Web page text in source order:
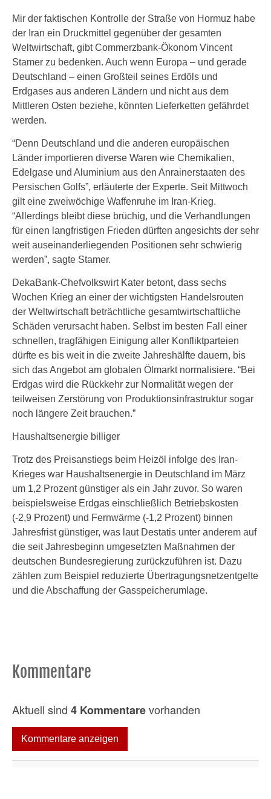
Mir der faktischen Kontrolle der Straße von Hormuz habe
der Iran ein Druckmittel gegenüber der gesamten
Weltwirtschaft, gibt Commerzbank-Ökonom Vincent
Stamer zu bedenken. Auch wenn Europa – und gerade
Deutschland – einen Großteil seines Erdöls und
Erdgases aus anderen Ländern und nicht aus dem
Mittleren Osten beziehe, könnten Lieferketten gefährdet
werden.
“Denn Deutschland und die anderen europäischen
Länder importieren diverse Waren wie Chemikalien,
Edelgase und Aluminium aus den Anrainerstaaten des
Persischen Golfs”, erläuterte der Experte. Seit Mittwoch
gilt eine zweiwöchige Waffenruhe im Iran-Krieg.
“Allerdings bleibt diese brüchig, und die Verhandlungen
für einen langfristigen Frieden dürften angesichts der sehr
weit auseinanderliegenden Positionen sehr schwierig
werden”, sagte Stamer.
DekaBank-Chefvolkswirt Kater betont, dass sechs
Wochen Krieg an einer der wichtigsten Handelsrouten
der Weltwirtschaft beträchtliche gesamtwirtschaftliche
Schäden verursacht haben. Selbst im besten Fall einer
schnellen, tragfähigen Einigung aller Konfliktparteien
dürfte es bis weit in die zweite Jahreshälfte dauern, bis
sich das Angebot am globalen Ölmarkt normalisiere. “Bei
Erdgas wird die Rückkehr zur Normalität wegen der
teilweisen Zerstörung von Produktionsinfrastruktur sogar
noch längere Zeit brauchen.”
Haushaltsenergie billiger
Trotz des Preisanstiegs beim Heizöl infolge des Iran-
Krieges war Haushaltsenergie in Deutschland im März
um 1,2 Prozent günstiger als ein Jahr zuvor. So waren
beispielsweise Erdgas einschließlich Betriebskosten
(-2,9 Prozent) und Fernwärme (-1,2 Prozent) binnen
Jahresfrist günstiger, was laut Destatis unter anderem auf
die seit Jahresbeginn umgesetzten Maßnahmen der
deutschen Bundesregierung zurückzuführen ist. Dazu
zählen zum Beispiel reduzierte Übertragungsnetzentgelte
und die Abschaffung der Gasspeicherumlage.
Kommentare
Aktuell sind 4 Kommentarevorhanden
Kommentare anzeigen